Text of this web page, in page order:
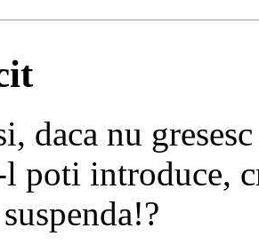
daca nu
l poti introduce,